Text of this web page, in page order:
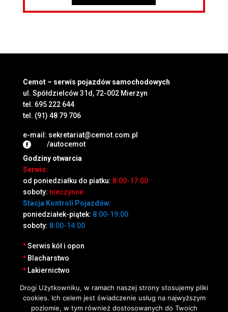
Cemot – serwis pojazdów samochodowych
ul. Spółdzielców 31d, 72-002 Mierzyn
tel. 695 222 644
tel. (91) 48 79 706
e-mail: sekretariat@cemot.com.pl

/autocemot
Godziny otwarcia
Serwis:
od poniedziałku do piatku: 8:00-17:00
soboty: nieczynne
Stacja Kontroli Pojazdów:
poniedziałek-piątek: 8:00-19:00
soboty: 8:00-14:00
• Serwis kół i opon
• Blacharstwo
• Lakiernictwo
•Stacja Kontroli Pojazdów
•Cennik
Drogi Użytkowniku, w ramach naszej strony stosujemy pliki
cookies. Ich celem jest świadczenie usług na najwyższym
poziomie, w tym również dostosowanych do Twoich